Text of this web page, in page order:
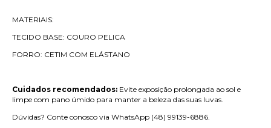
MATERIAIS:
TECIDO BASE: COURO PELICA
FORRO: CETIM COM ELÁSTANO
Cuidados recomendados: Evite exposição prolongada ao sol e
limpe com pano úmido para manter a beleza das suas luvas.
Dúvidas? Conte conosco via WhatsApp (48) 99139-6886.